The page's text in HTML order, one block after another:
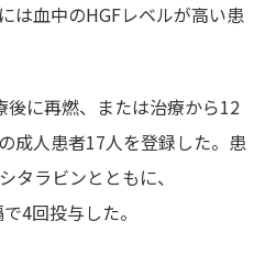
は血中のHGFレベルが高い患
に再燃、または治療から12
成人患者17人を登録した。患
タラビンとともに、
4回投与した。